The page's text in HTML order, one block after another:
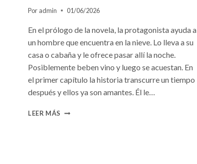
Por admin 01/06/2026
En el prólogo de la novela, la protagonista ayuda a
un hombre que encuentra en la nieve. Lo lleva a su
casa o cabaña y le ofrece pasar allí la noche.
Posiblemente beben vino y luego se acuestan. En
el primer capítulo la historia transcurre un tiempo
después y ellos ya son amantes. Él le…
LEER MÁS CONSULTA